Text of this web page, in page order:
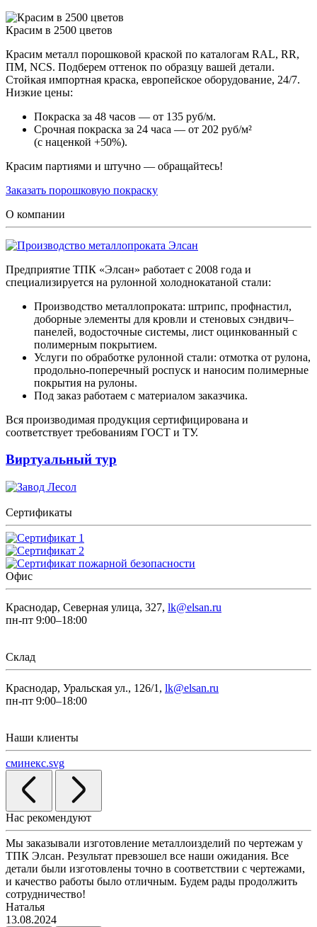
Красим в 2500 цветов
Красим металл порошковой краской по каталогам RAL, RR,
ПМ, NCS. Подберем оттенок по образцу вашей детали.
Стойкая импортная краска, европейское оборудование, 24/7.
Низкие цены:
Покраска за 48 часов — от 135 руб/м.
Срочная покраска за 24 часа — от 202 руб/м²
(с наценкой +50%).
Красим партиями и штучно — обращайтесь!
Заказать порошковую покраску
О компании
Предприятие ТПК «Элсан» работает с 2008 года и
специализируется на рулонной холоднокатаной стали:
Производство металлопроката: штрипс, профнастил,
доборные элементы для кровли и стеновых сэндвич–
панелей, водосточные системы, лист оцинкованный с
полимерным покрытием.
Услуги по обработке рулонной стали: отмотка от рулона,
продольно-поперечный роспуск и наносим полимерные
покрытия на рулоны.
Под заказ работаем с материалом заказчика.
Вся производимая продукция сертифицирована и
соответствует требованиям ГОСТ и ТУ.
Виртуальный тур
Сертификаты
Офис
Краснодар, Северная улица, 327, lk@elsan.ru
пн-пт 9:00–18:00
Склад
Краснодар, Уральская ул., 126/1, lk@elsan.ru
пн-пт 9:00–18:00
Наши клиенты
сминекс.svg
Нас рекомендуют
Мы заказывали изготовление металлоизделий по чертежам у
ТПК Элсан. Результат превзошел все наши ожидания. Все
детали были изготовлены точно в соответствии с чертежами,
и качество работы было отличным. Будем рады продолжить
сотрудничество!
Наталья
13.08.2024